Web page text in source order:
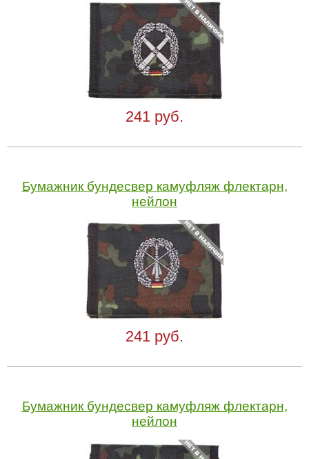
241 руб.
Бумажник бундесвер камуфляж флектарн,
нейлон
241 руб.
Бумажник бундесвер камуфляж флектарн,
нейлон